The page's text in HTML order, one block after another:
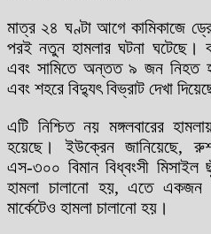
মাত্র ২৪ ঘণ্টা আগে কামিকাজে
পরই নতুন হামলার ঘটনা ঘটেছে।
এবং সামিতে অন্তত ৯ জন নিহত
এবং শহরে বিদ্যুৎ বিভ্রাট দেখা
এটি নিশ্চিত নয় মঙ্গলবারের
হয়েছে। ইউক্রেন জানিয়েছে,
এস-৩০০ বিমান বিধ্বংসী মিসাইল
হামলা চালানো হয়, এতে একজন
মার্কেটেও হামলা চালানো হয়।